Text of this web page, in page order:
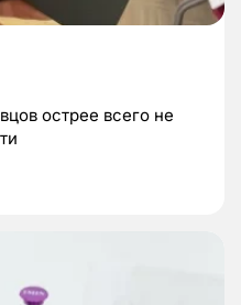
острее всего не